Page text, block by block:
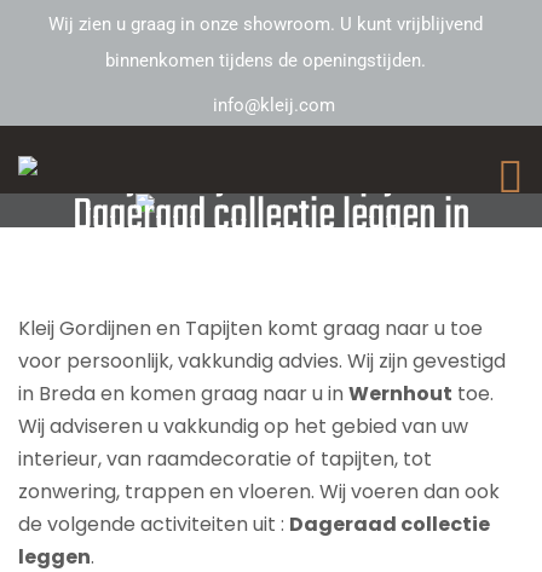
Wij zien u graag in onze showroom. U kunt vrijblijvend
binnenkomen tijdens de openingstijden.
info@kleij.com
Kleij Gordijnen en Tapijten –
Dageraad collectie leggen in
Kleij Gordijnen en Tapijten komt graag naar u toe
voor persoonlijk, vakkundig advies. Wij zijn gevestigd
in Breda en komen graag naar u in Wernhout toe.
Wij adviseren u vakkundig op het gebied van uw
interieur, van raamdecoratie of tapijten, tot
zonwering, trappen en vloeren. Wij voeren dan ook
de volgende activiteiten uit : Dageraad collectie
leggen.